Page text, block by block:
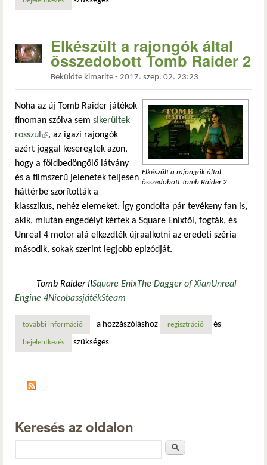
Elkészült a rajongók által
összedobott Tomb Raider 2
Beküldte kimarite - 2017. szep. 02. 23:23
Elkészült a rajongók által
összedobott Tomb Raider 2
Noha az új Tomb Raider játékok
finoman szólva sem sikerültek
rosszul(külső hivatkozás)
, az igazi rajongók
azért joggal keseregtek azon,
hogy a földbedöngölő látvány
és a filmszerű jelenetek teljesen
háttérbe szorították a
klasszikus, nehéz elemeket. Így gondolta pár tevékeny fan is,
akik, miután engedélyt kértek a Square Enixtől, fogták, és
Unreal 4 motor alá elkezdték újraalkotni az eredeti széria
második, sokak szerint legjobb epizódját.
Tomb Raider IISquare EnixThe Dagger of XianUnreal
Engine 4NicobassjátékSteam
további információelkészült a rajongók által összedobott tomb raider 2
a hozzászóláshoz regisztráció és
bejelentkezés szükséges
Keresés az oldalon